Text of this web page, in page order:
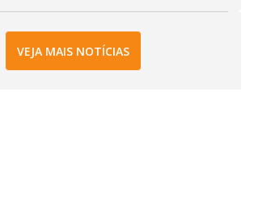
VEJA MAIS NOTÍCIAS